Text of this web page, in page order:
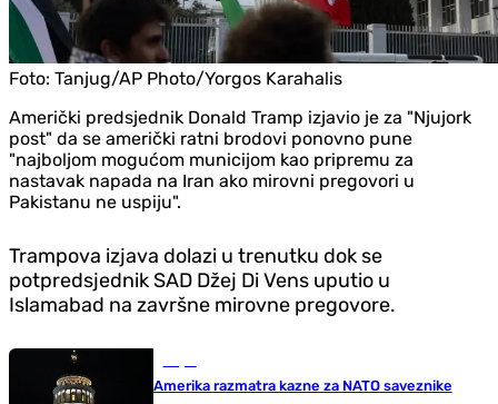
Foto: Tanjug/AP Photo/Yorgos Karahalis
Američki predsjednik Donald Tramp izjavio je za "Njujork
post" da se američki ratni brodovi ponovno pune
"najboljom mogućom municijom kao pripremu za
nastavak napada na Iran ako mirovni pregovori u
Pakistanu ne uspiju".
Trampova izjava dolazi u trenutku dok se
potpredsjednik SAD Džej Di Vens uputio u
Islamabad na završne mirovne pregovore.
Amerika razmatra kazne za NATO saveznike